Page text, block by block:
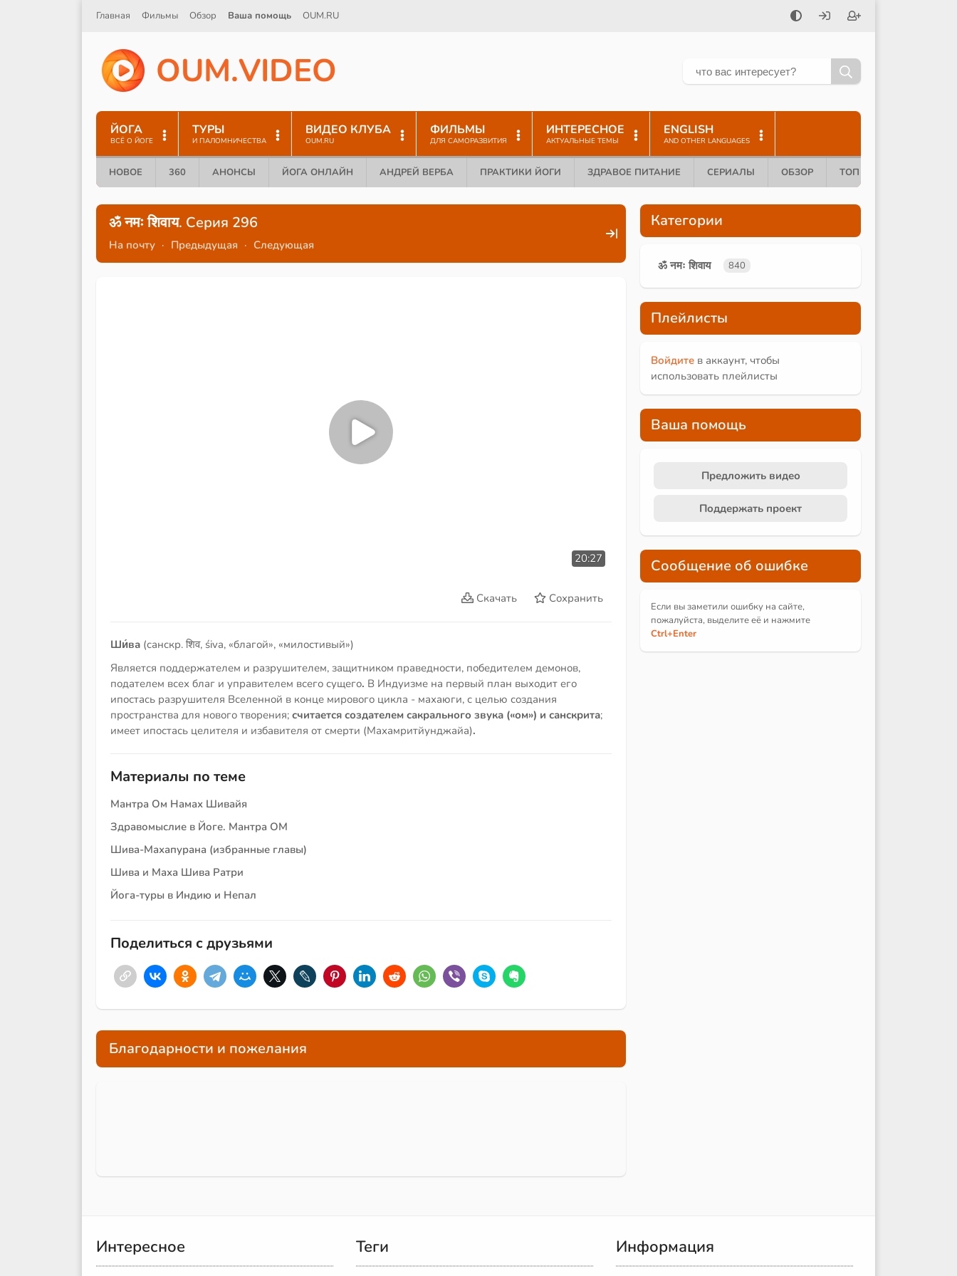
Главная Фильмы Обзор Ваша помощь OUM.RU
OUM.VIDEO
ЙОГА
ВСЁ О ЙОГЕ
ТУРЫ
И ПАЛОМНИЧЕСТВА
ВИДЕО КЛУБА
OUM.RU
ФИЛЬМЫ
ДЛЯ САМОРАЗВИТИЯ
ИНТЕРЕСНОЕ
АКТУАЛЬНЫЕ ТЕМЫ
ENGLISH
AND OTHER LANGUAGES
НОВОЕ 360 АНОНСЫ ЙОГА ОНЛАЙН АНДРЕЙ ВЕРБА ПРАКТИКИ ЙОГИ ЗДРАВОЕ ПИТАНИЕ СЕРИАЛЫ ОБЗОР ТОП 10
ॐ नमः शिवाय. Серия 296
На почту · Предыдущая · Следующая
20:27
Скачать Сохранить
Ши́ва (санскр. शिव, śiva, «благой», «милостивый»)
Является поддержателем и разрушителем, защитником праведности, победителем демонов,
подателем всех благ и управителем всего сущего. В Индуизме на первый план выходит его
ипостась разрушителя Вселенной в конце мирового цикла - махаюги, с целью создания
пространства для нового творения; считается создателем сакрального звука («ом») и санскрита;
имеет ипостась целителя и избавителя от смерти (Махамритйунджайа).
Материалы по теме
Мантра Ом Намах Шивайя
Здравомыслие в Йоге. Мантра ОМ
Шива-Махапурана (избранные главы)
Шива и Маха Шива Ратри
Йога-туры в Индию и Непал
Поделиться с друзьями
Благодарности и пожелания
Категории
ॐ नमः शिवाय 840
Плейлисты
Войдите в аккаунт, чтобы
использовать плейлисты
Ваша помощь
Предложить видео
Поддержать проект
Сообщение об ошибке
Если вы заметили ошибку на сайте,
пожалуйста, выделите её и нажмите
Ctrl+Enter
Интересное Теги Информация